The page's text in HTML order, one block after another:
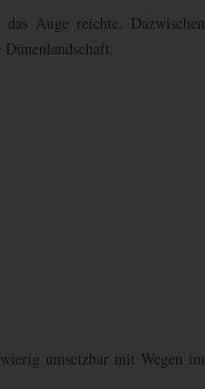
Auge reichte. Dazwischen
umsetzbar mit Wegen im